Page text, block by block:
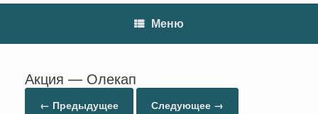
Меню
Акция — Олекап
← Предыдущее Следующее →